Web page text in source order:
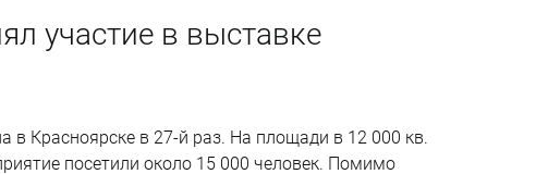
участие в выставке
Красноярске в 27-й раз. На площади в 12 000 кв.
посетили около 15 000 человек. Помимо